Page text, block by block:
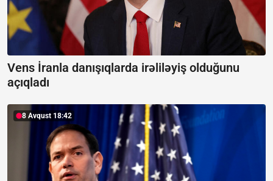
Vens İranla danışıqlarda irəliləyiş olduğunu
açıqladı
8 Avqust 18:42